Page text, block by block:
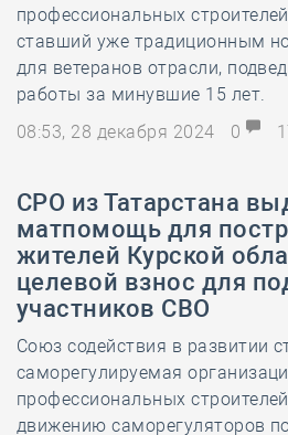
профессиональных
ставший уже традиционным
для ветеранов отрасли,
работы за минувшие 15 лет.
08:53, 28 декабря 2024
0
СРО из Татарстана
матпомощь для
жителей Курской
целевой взнос для
участников СВО
Союз содействия в развитии
саморегулируемая
профессиональных
движению саморегуляторов